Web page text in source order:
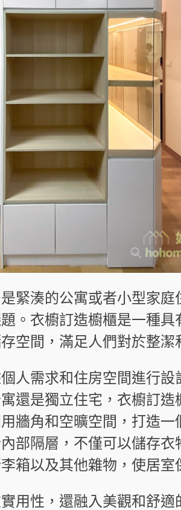
緊湊的公寓或者小型家庭
。衣櫥訂造櫥櫃是一種
空間，滿足人們對於整潔
人需求和住房空間進行設
還是獨立住宅，衣櫥訂
牆角和空曠空間，打造一
部隔層，不僅可以儲存
箱以及其他雜物，使居室
用性，還融入美觀和舒